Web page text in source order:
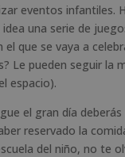
eventos infantiles.
una serie de
que se vaya a
Le pueden seguir la
espacio).
el gran día
reservado la
del niño, no te